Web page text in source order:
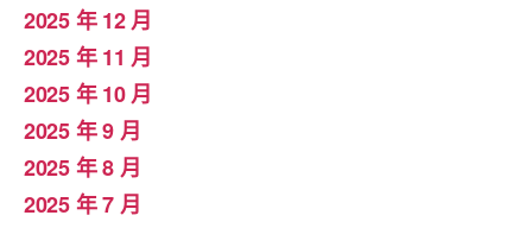
2025 年 12 月
2025 年 11 月
2025 年 10 月
2025 年 9 月
2025 年 8 月
2025 年 7 月